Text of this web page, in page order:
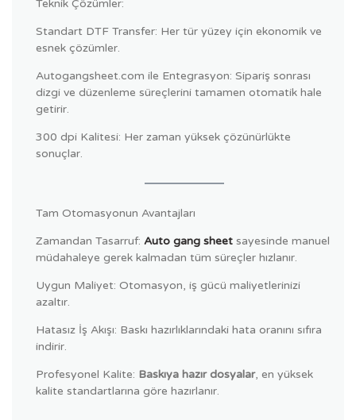
Teknik Çözümler:
Standart DTF Transfer: Her tür yüzey için ekonomik ve
esnek çözümler.
Autogangsheet.com ile Entegrasyon: Sipariş sonrası
dizgi ve düzenleme süreçlerini tamamen otomatik hale
getirir.
300 dpi Kalitesi: Her zaman yüksek çözünürlükte
sonuçlar.
Tam Otomasyonun Avantajları
Zamandan Tasarruf: Auto gang sheet sayesinde manuel
müdahaleye gerek kalmadan tüm süreçler hızlanır.
Uygun Maliyet: Otomasyon, iş gücü maliyetlerinizi
azaltır.
Hatasız İş Akışı: Baskı hazırlıklarındaki hata oranını sıfıra
indirir.
Profesyonel Kalite: Baskıya hazır dosyalar, en yüksek
kalite standartlarına göre hazırlanır.